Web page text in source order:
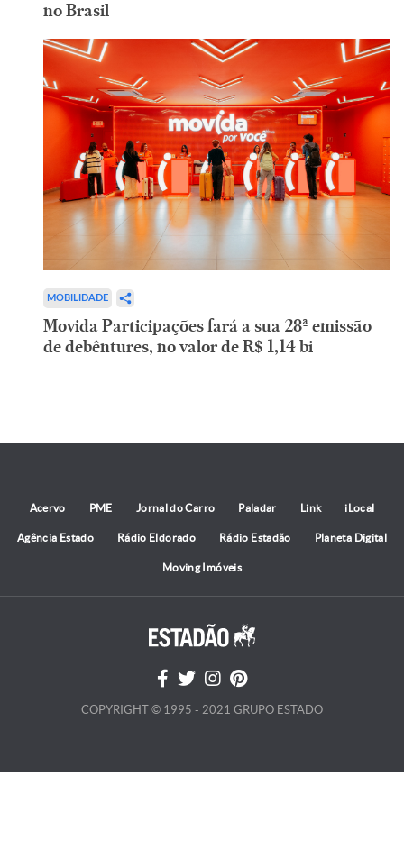
no Brasil
MOBILIDADE
Movida Participações fará a sua 28ª emissão
de debêntures, no valor de R$ 1,14 bi
Acervo PME Jornal do Carro Paladar Link iLocal
Agência Estado Rádio Eldorado Rádio Estadão Planeta Digital
Moving Imóveis
COPYRIGHT © 1995 - 2021 GRUPO ESTADO